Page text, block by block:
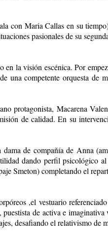
con Maria Callas en su
pasionales de su
la visión escénica. Por
competente orquesta de
protagonista, Macarena
de calidad. En su
de compañía de Anna
dando perfil psicológico
Smeton) completando el
,el vestuario
de activa e
desafiando el relativismo de